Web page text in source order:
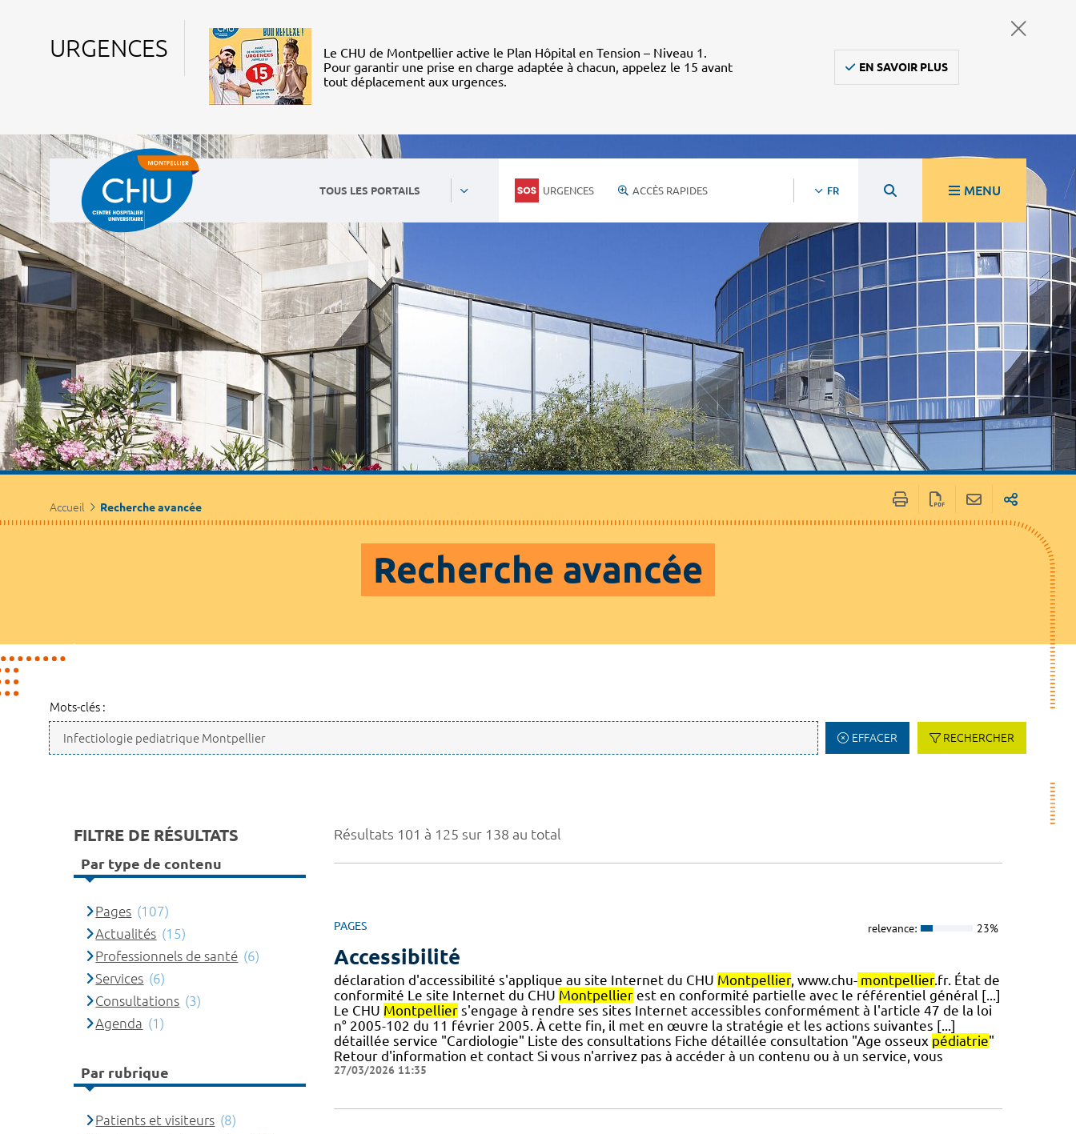
URGENCES
Le CHU de Montpellier active le Plan Hôpital en Tension – Niveau 1.
Pour garantir une prise en charge adaptée à chacun, appelez le 15 avant
tout déplacement aux urgences.
EN SAVOIR PLUS
TOUS LES PORTAILS URGENCES ACCÈS RAPIDES FR MENU
Accueil Recherche avancée
Recherche avancée
Mots-clés :
EFFACER RECHERCHER
Résultats 101 à 125 sur 138 au total
PAGES relevance: 23%
Accessibilité
déclaration d'accessibilité s'applique au site Internet du CHU Montpellier, www.chu- montpellier.fr. État de
conformité Le site Internet du CHU Montpellierest en conformité partielle avec le référentiel général [...]
Le CHU Montpelliers'engage à rendre ses sites Internet accessibles conformément à l'article 47 de la loi
n° 2005-102 du 11 février 2005. À cette fin, il met en œuvre la stratégie et les actions suivantes [...]
détaillée service "Cardiologie" Liste des consultations Fiche détaillée consultation "Age osseux pédiatrie"
Retour d'information et contact Si vous n'arrivez pas à accéder à un contenu ou à un service, vous
27/03/2026 11:35
FILTRE DE RÉSULTATS
Par type de contenu
Pages (107)
Actualités (15)
Professionnels de santé (6)
Services (6)
Consultations (3)
Agenda (1)
Par rubrique
Patients et visiteurs (8)